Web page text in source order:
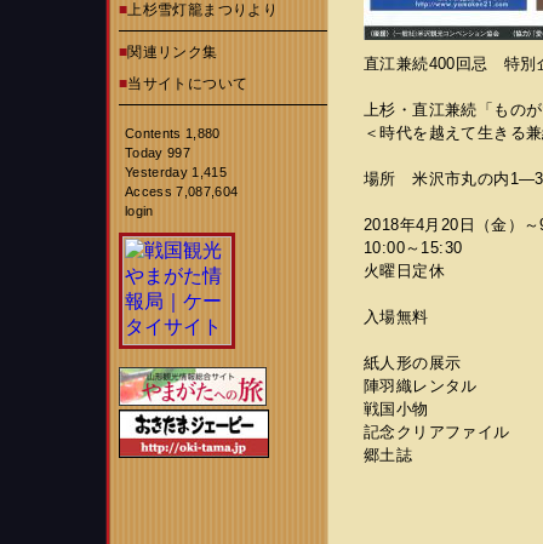
■上杉雪灯籠まつりより
■関連リンク集
■当サイトについて
Contents 1,880
Today 997
Yesterday 1,415
Access 7,087,604
login
直江兼続400回忌 特別
上杉・直江兼続「もの
＜時代を越えて生きる
場所 米沢市丸の内
2018年4月20日（金）
10:00～15:30
火曜日定休
入場無料
紙人形の展示
陣羽織レンタル
戦国小物
記念クリアファイル
郷土誌